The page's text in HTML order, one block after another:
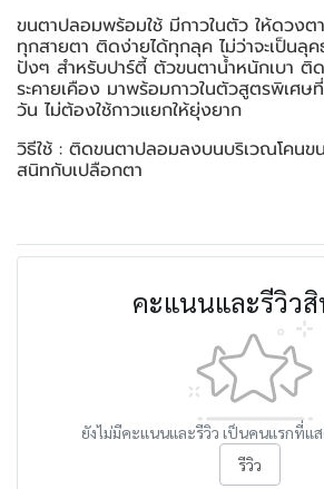
ขนตาปลอมพร้อมใช้ มีกาวในตัว ให้ดวงต
ทุกสายตา ติดง่ายได้ทุกลุค ไม่ว่าจะเป็นลุ
ปังๆ สำหรับปาร์ตี้ ตัวขนตาน้ำหนักเบา ติ
ระคายเคือง มาพร้อมกาวในตัวสูตรพิเศ
วัน ไม่ต้องใช้กาวแยกให้ยุ่งยาก
วิธีใช้ : ติดขนตาปลอมลงบนบริเวณโคนข
สนิทกับเปลือกตา
คะแนนและรีวิว
ยังไม่มีคะแนนและรีวิว เป็นคนแรกที่แ
รีวิว